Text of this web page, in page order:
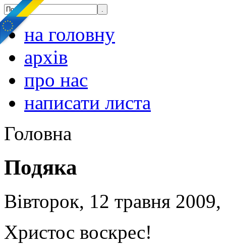
на головну
архів
про нас
написати листа
Головна
Подяка
Вівторок, 12 травня
Христос воскрес!